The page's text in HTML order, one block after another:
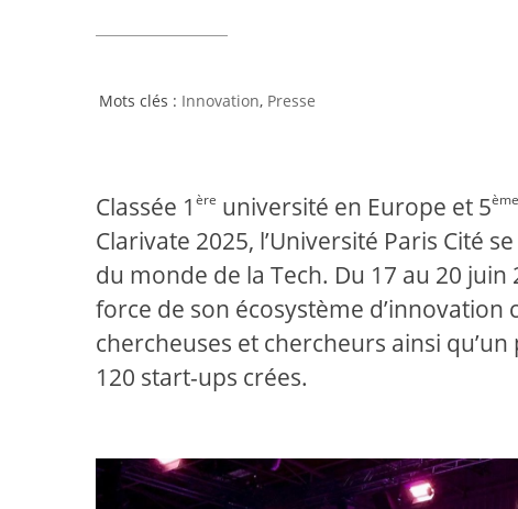
Innovation, Presse
Classée 1 ère université en Europe et 5ème
Clarivate 2025, l’Université Paris Cité
du monde de la Tech. Du 17 au 20
force de son écosystème
chercheuses et chercheurs ainsi
120 start-ups crées.